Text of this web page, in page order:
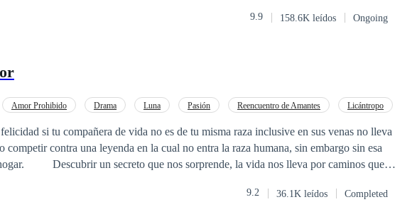
desenfreno se enfrenta contra la inocencia, ingenuidad y pureza de una mujer que cae
9.9 158.6K leídos Ongoing
Amor Prohibido Drama Luna Pasión Reencuentro de Amantes
Licántropo
si tu compañera de vida no es de tu misma raza inclusive en sus venas no lleva
por caminos que
tantas cosas, si nos lo proponemos.
9.2 36.1K leídos Completed